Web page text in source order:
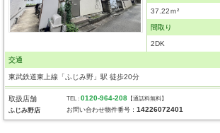
川町、児玉郡 上里町、大
里郡 寄居町、南埼玉郡、
宮代町、北葛飾郡、北葛飾
町、北葛飾郡 松伏町
37.22ｍ²
間取り
2DK
交通
東武鉄道東上線「ふじみ野」駅 徒歩20分
取扱店舗
ふじみ野店
TEL :0120-964-208 【通話料無料】
お問い合わせ物件番号：14226072401